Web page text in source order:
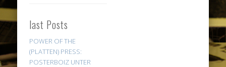
last Posts
POWER OF THE
(PLATTEN) PRESS:
POSTERBOIZ UNTER